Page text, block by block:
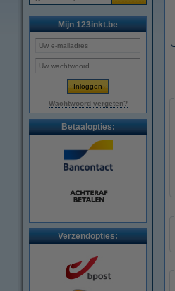
Mijn 123inkt.be
Wachtwoord vergeten?
Betaalopties:
Verzendopties: